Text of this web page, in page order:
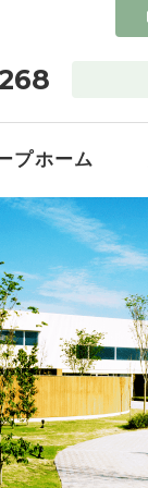
プホーム